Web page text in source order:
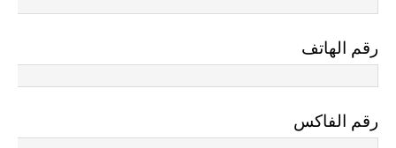
رقم الهاتف
رقم الفاكس